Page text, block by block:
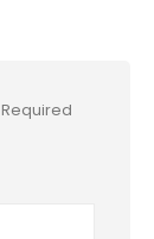
Required